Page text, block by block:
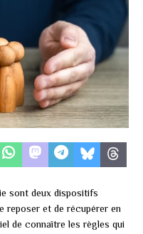
sont deux dispositifs
reposer et de récupérer en
de connaître les règles qui